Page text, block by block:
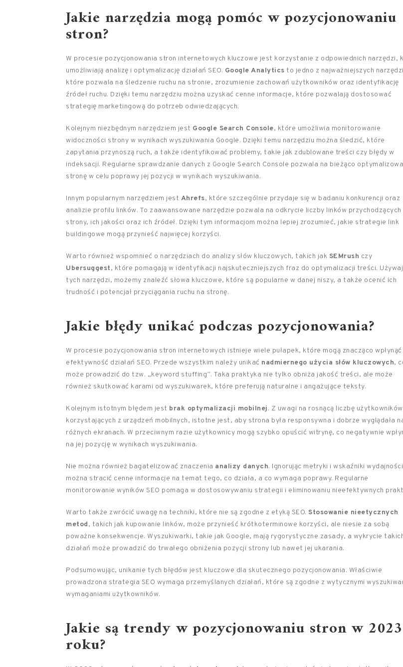
Jakie narzędzia mogą pomóc w pozycjonowaniu
stron?
W procesie pozycjonowania stron internetowych kluczowe jest korzystanie z odpowiednich narzędzi,
umożliwiają analizę i optymalizację działań SEO. Google Analytics to jedno z najważniejszych
które pozwala na śledzenie ruchu na stronie, zrozumienie zachowań użytkowników oraz identyfikację
źródeł ruchu. Dzięki temu narzędziu można uzyskać cenne informacje, które pozwalają dostosować
strategię marketingową do potrzeb odwiedzających.
Kolejnym niezbędnym narzędziem jest Google Search Console, które umożliwia monitorowanie
widoczności strony w wynikach wyszukiwania Google. Dzięki temu narzędziu można śledzić, które
zapytania przynoszą ruch, a także identyfikować problemy, takie jak zdublowane treści czy błędy w
indeksacji. Regularne sprawdzanie danych z Google Search Console pozwala na bieżąco
stronę w celu poprawy jej pozycji w wynikach wyszukiwania.
Innym popularnym narzędziem jest Ahrefs, które szczególnie przydaje się w badaniu konkurencji oraz
analizie profilu linków. To zaawansowane narzędzie pozwala na odkrycie liczby linków przychodzących
strony, ich jakości oraz ich źródeł. Dzięki tym informacjom można lepiej zrozumieć, jakie strategie link
buildingowe mogą przynieść najwięcej korzyści.
Warto również wspomnieć o narzędziach do analizy słów kluczowych, takich jak SEMrush czy
Ubersuggest, które pomagają w identyfikacji najskuteczniejszych fraz do optymalizacji treści.
tych narzędzi, możemy znaleźć słowa kluczowe, które są popularne w danej niszy, a także ocenić ich
trudność i potencjał przyciągania ruchu na stronę.
Jakie błędy unikać podczas pozycjonowania?
W procesie pozycjonowania stron internetowych istnieje wiele pułapek, które mogą znacząco wpłynąć
efektywność działań SEO. Przede wszystkim należy unikać nadmiernego użycia słów kluczowych,
może prowadzić do tzw. „keyword stuffing”. Taka praktyka nie tylko obniża jakość treści, ale może
również skutkować karami od wyszukiwarek, które preferują naturalne i angażujące teksty.
Kolejnym istotnym błędem jest brak optymalizacji mobilnej. Z uwagi na rosnącą liczbę użytkowników
korzystających z urządzeń mobilnych, istotne jest, aby strona była responsywna i dobrze wyglądała
różnych ekranach. W przeciwnym razie użytkownicy mogą szybko opuścić witrynę, co negatywnie
na jej pozycję w wynikach wyszukiwania.
Nie można również bagatelizować znaczenia analizy danych. Ignorując metryki i wskaźniki
można stracić cenne informacje na temat tego, co działa, a co wymaga poprawy. Regularne
monitorowanie wyników SEO pomaga w dostosowywaniu strategii i eliminowaniu nieefektywnych
Warto także zwrócić uwagę na techniki, które nie są zgodne z etyką SEO. Stosowanie nieetycznych
metod, takich jak kupowanie linków, może przynieść krótkoterminowe korzyści, ale niesie za sobą
poważne konsekwencje. Wyszukiwarki, takie jak Google, mają rygorystyczne zasady, a wykrycie
działań może prowadzić do trwałego obniżenia pozycji strony lub nawet jej ukarania.
Podsumowując, unikanie tych błędów jest kluczowe dla skutecznego pozycjonowania. Właściwie
prowadzona strategia SEO wymaga przemyślanych działań, które są zgodne z wytycznymi
wymaganiami użytkowników.
Jakie są trendy w pozycjonowaniu stron w 2023
roku?